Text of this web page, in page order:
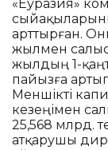
«Еуразия»
арттырған.
жылмен
жылдың 1-
пайызға
Меншікті
кезеңімен
25,568 млрд.
атқарушы